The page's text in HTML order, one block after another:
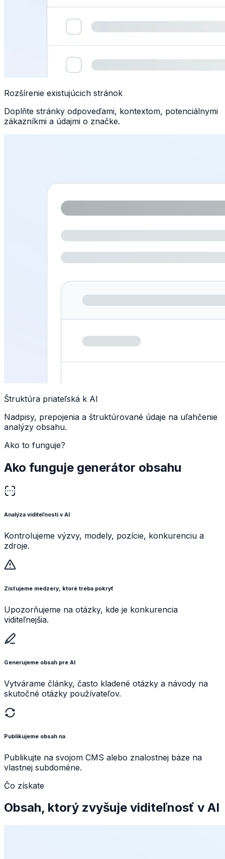
Rozšírenie existujúcich stránok
Doplňte stránky odpoveďami, kontextom, potenciálnymi
zákazníkmi a údajmi o značke.
Štruktúra priateľská k AI
Nadpisy, prepojenia a štruktúrované údaje na uľahčenie
analýzy obsahu.
Ako to funguje?
Ako funguje generátor obsahu
Analýza viditeľnosti v AI
Kontrolujeme výzvy, modely, pozície, konkurenciu a
zdroje.
Zisťujeme medzery, ktoré treba pokryť
Upozorňujeme na otázky, kde je konkurencia
viditeľnejšia.
Generujeme obsah pre AI
Vytvárame články, často kladené otázky a návody na
skutočné otázky používateľov.
Publikujeme obsah na
Publikujte na svojom CMS alebo znalostnej báze na
vlastnej subdoméne.
Čo získate
Obsah, ktorý zvyšuje viditeľnosť v AI